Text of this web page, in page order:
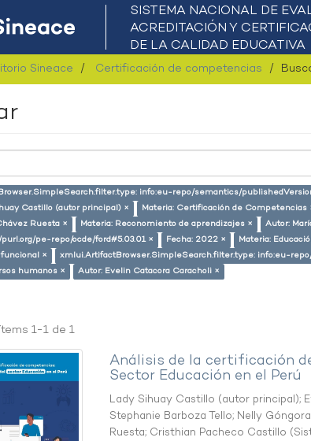
Sineace Certificación de competencias
info:eu-repo/semantics/
Castillo (autor principal) ×
Materia: Certificación de Competencias
Ruesta ×
Materia: Reconomiento de aprendizajes ×
Autor:
pe-repo/ocde/ford#5.03.01 ×
Fecha: 2022 × Materia:
funcional ×
xmlui.ArtifactBrowser.SimpleSearch.filter.type: info:eu-
humanos ×
Autor: Evelin Catacora Caracholi ×
1-1 de 1
Análisis de la certificación
Sector Educación en el Perú
Lady Sihuay Castillo (autor principal);
Stephanie Barboza Tello; Nelly
Ruesta; Cristhian Pacheco Castillo (